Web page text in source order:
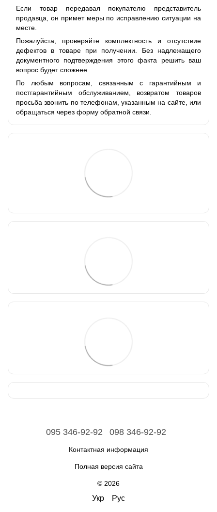
Если товар передавал покупателю представитель
продавца, он примет меры по исправлению ситуации на
месте.
Пожалуйста, проверяйте комплектность и отсутствие
дефектов в товаре при получении. Без надлежащего
документного подтверждения этого факта решить ваш
вопрос будет сложнее.
По любым вопросам, связанным с гарантийным и
постгарантийным обслуживанием, возвратом товаров
просьба звонить по телефонам, указанным на сайте, или
обращаться через форму обратной связи.
095 346-92-92 098 346-92-92
Контактная информация
Полная версия сайта
© 2026
Укр Рус